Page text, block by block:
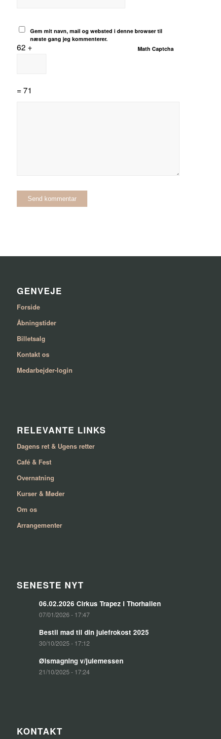
Gem mit navn, mail og websted i denne browser til
næste gang jeg kommenterer.
Math Captcha
62 +
= 71
GENVEJE
Forside
Åbningstider
Billetsalg
Kontakt os
Medarbejder-login
RELEVANTE LINKS
Dagens ret & Ugens retter
Café & Fest
Overnatning
Kurser & Møder
Om os
Arrangementer
SENESTE NYT
06.02.2026 Cirkus Trapez i Thorhallen
07/01/2026 - 17:47
Bestil mad til din julefrokost 2025
30/10/2025 - 17:12
Ølsmagning v/julemessen
21/10/2025 - 17:24
KONTAKT